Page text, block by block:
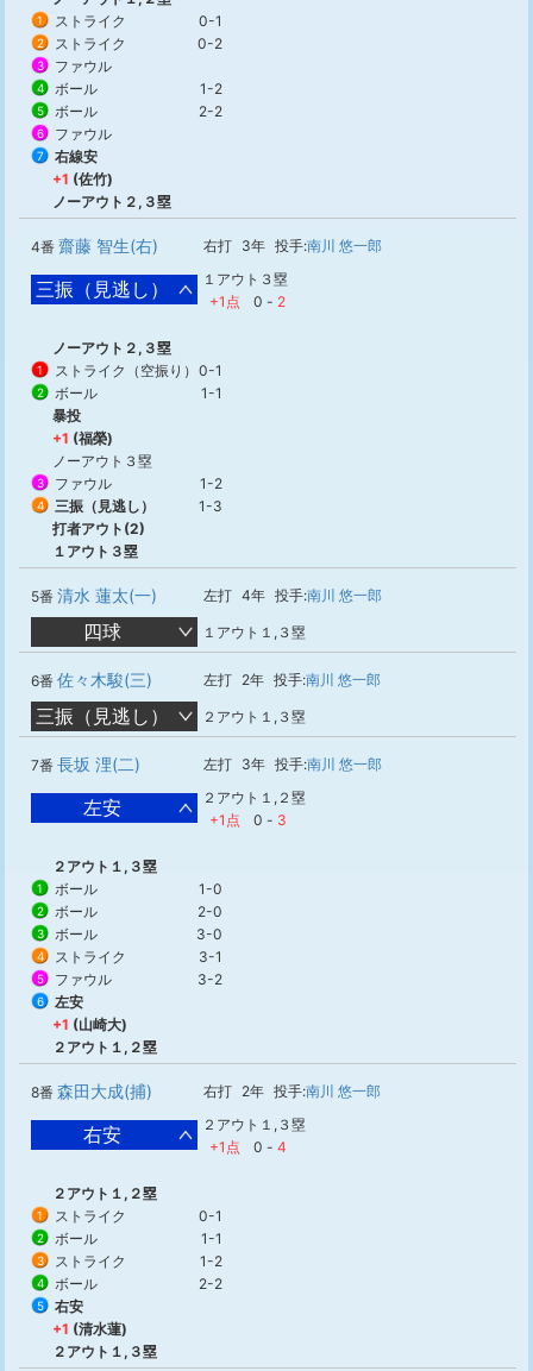
1 ストライク 0-1
2 ストライク 0-2
3 ファウル
4 ボール 1-2
5 ボール 2-2
6 ファウル
7
右線安
+1 (佐竹)
ノーアウト２,３塁
4番 齋藤 智生(右) 右打 3年 投手:南川 悠一郎
三振（見逃し）
１アウト３塁
+1点
0 - 2
ノーアウト２,３塁
1 ストライク（空振り） 0-1
2 ボール
1-1
暴投
+1 (福榮)
ノーアウト３塁
3 ファウル 1-2
4 三振（見逃し）
1-3
打者アウト(2)
１アウト３塁
5番 清水 蓮太(一) 左打 4年 投手:南川 悠一郎
四球 １アウト１,３塁
6番 佐々木駿(三) 左打 2年 投手:南川 悠一郎
三振（見逃し） ２アウト１,３塁
7番 長坂 浬(二) 左打 3年 投手:南川 悠一郎
左安
２アウト１,２塁
+1点
0 - 3
２アウト１,３塁
1 ボール 1-0
2 ボール 2-0
3 ボール 3-0
4 ストライク 3-1
5 ファウル 3-2
6
左安
+1 (山崎大)
２アウト１,２塁
8番 森田大成(捕) 右打 2年 投手:南川 悠一郎
右安
２アウト１,３塁
+1点
0 - 4
２アウト１,２塁
1 ストライク 0-1
2 ボール 1-1
3 ストライク 1-2
4 ボール 2-2
5
右安
+1 (清水蓮)
２アウト１,３塁